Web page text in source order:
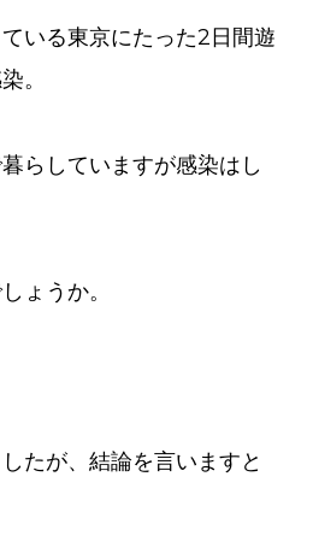
いる東京にたった2日間遊
。
らしていますが感染はし
ょうか。
たが、結論を言いますと